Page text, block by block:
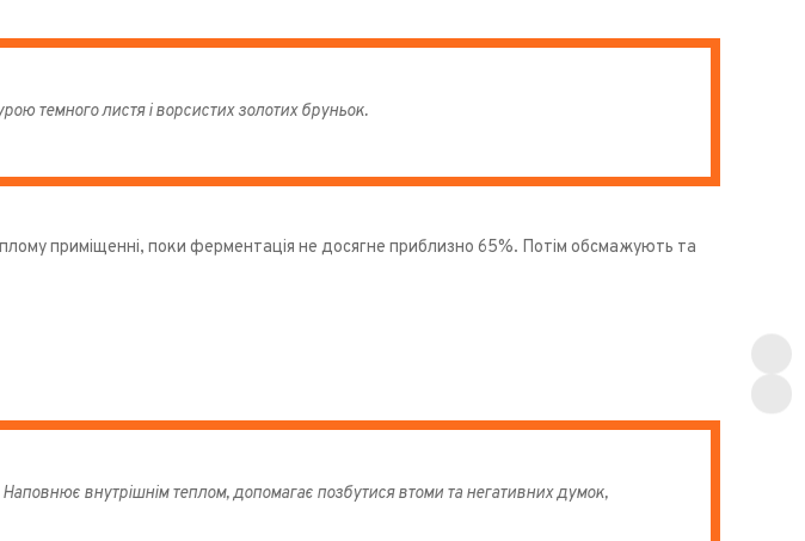
темного листя і ворсистих золотих бруньок.
приміщенні, поки ферментація не досягне приблизно 65%. Потім обсмажують та
внутрішнім теплом, допомагає позбутися втоми та негативних думок,